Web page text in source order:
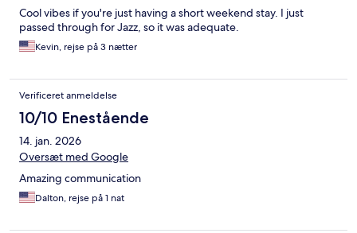
Cool vibes if you're just having a short weekend stay. I just
passed through for Jazz, so it was adequate.
Kevin, rejse på 3 nætter
Verificeret anmeldelse
10/10 Enestående
14. jan. 2026
Oversæt med Google
Amazing communication
Dalton, rejse på 1 nat